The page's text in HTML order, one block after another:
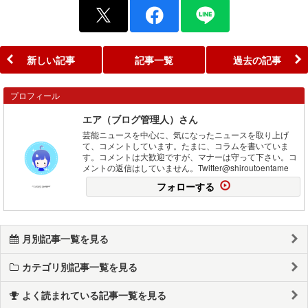
新しい記事 記事一覧 過去の記事
プロフィール
エア（ブログ管理人）さん
芸能ニュースを中心に、気になったニュースを取り上げ
て、コメントしています。たまに、コラムを書いていま
す。コメントは大歓迎ですが、マナーは守って下さい。コ
メントの返信はしていません。Twitter@shiroutoentame
フォローする
月別記事一覧を見る
カテゴリ別記事一覧を見る
よく読まれている記事一覧を見る